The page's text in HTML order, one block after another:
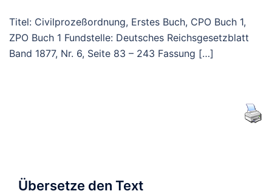
Titel: Civilprozeßordnung, Erstes Buch, CPO Buch 1,
ZPO Buch 1 Fundstelle: Deutsches Reichsgesetzblatt
Band 1877, Nr. 6, Seite 83 – 243 Fassung […]
Übersetze den Text